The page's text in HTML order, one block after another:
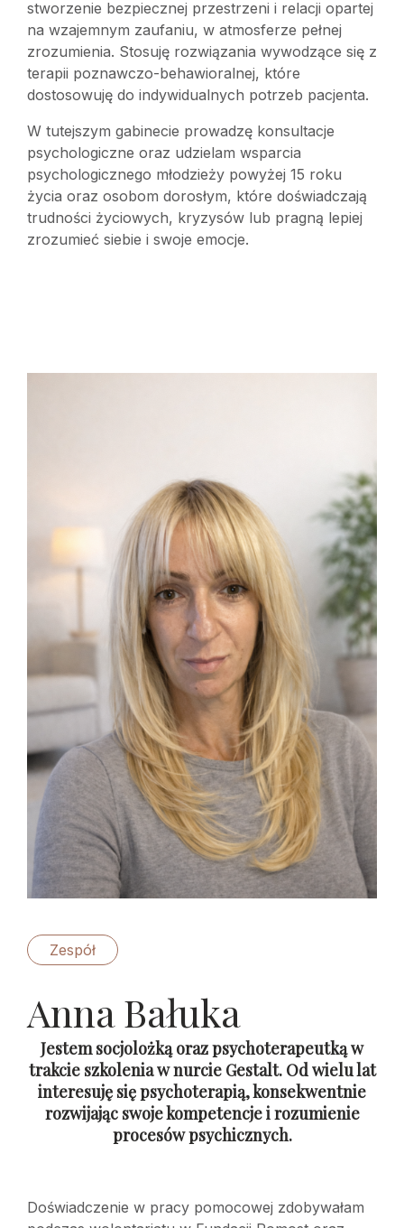
stworzenie bezpiecznej przestrzeni i relacji opartej
na wzajemnym zaufaniu, w atmosferze pełnej
zrozumienia. Stosuję rozwiązania wywodzące się z
terapii poznawczo-behawioralnej, które
dostosowuję do indywidualnych potrzeb pacjenta.
W tutejszym gabinecie prowadzę konsultacje
psychologiczne oraz udzielam wsparcia
psychologicznego młodzieży powyżej 15 roku
życia oraz osobom dorosłym, które doświadczają
trudności życiowych, kryzysów lub pragną lepiej
zrozumieć siebie i swoje emocje.
Zespół
Anna Bałuka
Jestem socjolożką oraz psychoterapeutką w
trakcie szkolenia w nurcie Gestalt. Od wielu lat
interesuję się psychoterapią, konsekwentnie
rozwijając swoje kompetencje i rozumienie
procesów psychicznych.
Doświadczenie w pracy pomocowej zdobywałam